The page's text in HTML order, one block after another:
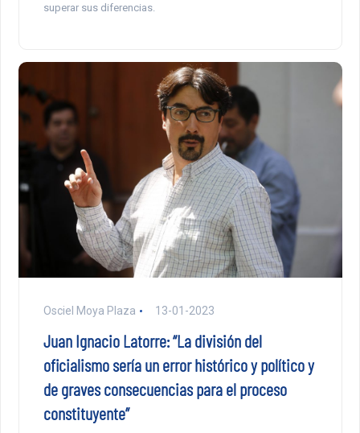
superar sus diferencias.
Osciel Moya Plaza 13-01-2023
Juan Ignacio Latorre: “La división del
oficialismo sería un error histórico y político y
de graves consecuencias para el proceso
constituyente”